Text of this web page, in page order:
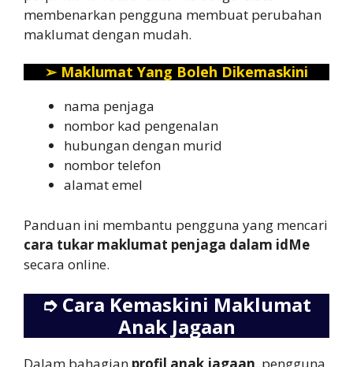
membenarkan pengguna membuat perubahan
maklumat dengan mudah.
➢ Maklumat Yang Boleh Dikemaskini
nama penjaga
nombor kad pengenalan
hubungan dengan murid
nombor telefon
alamat emel
Panduan ini membantu pengguna yang mencari
cara tukar maklumat penjaga dalam idMe
secara online.
➮ Cara Kemaskini Maklumat
Anak Jagaan